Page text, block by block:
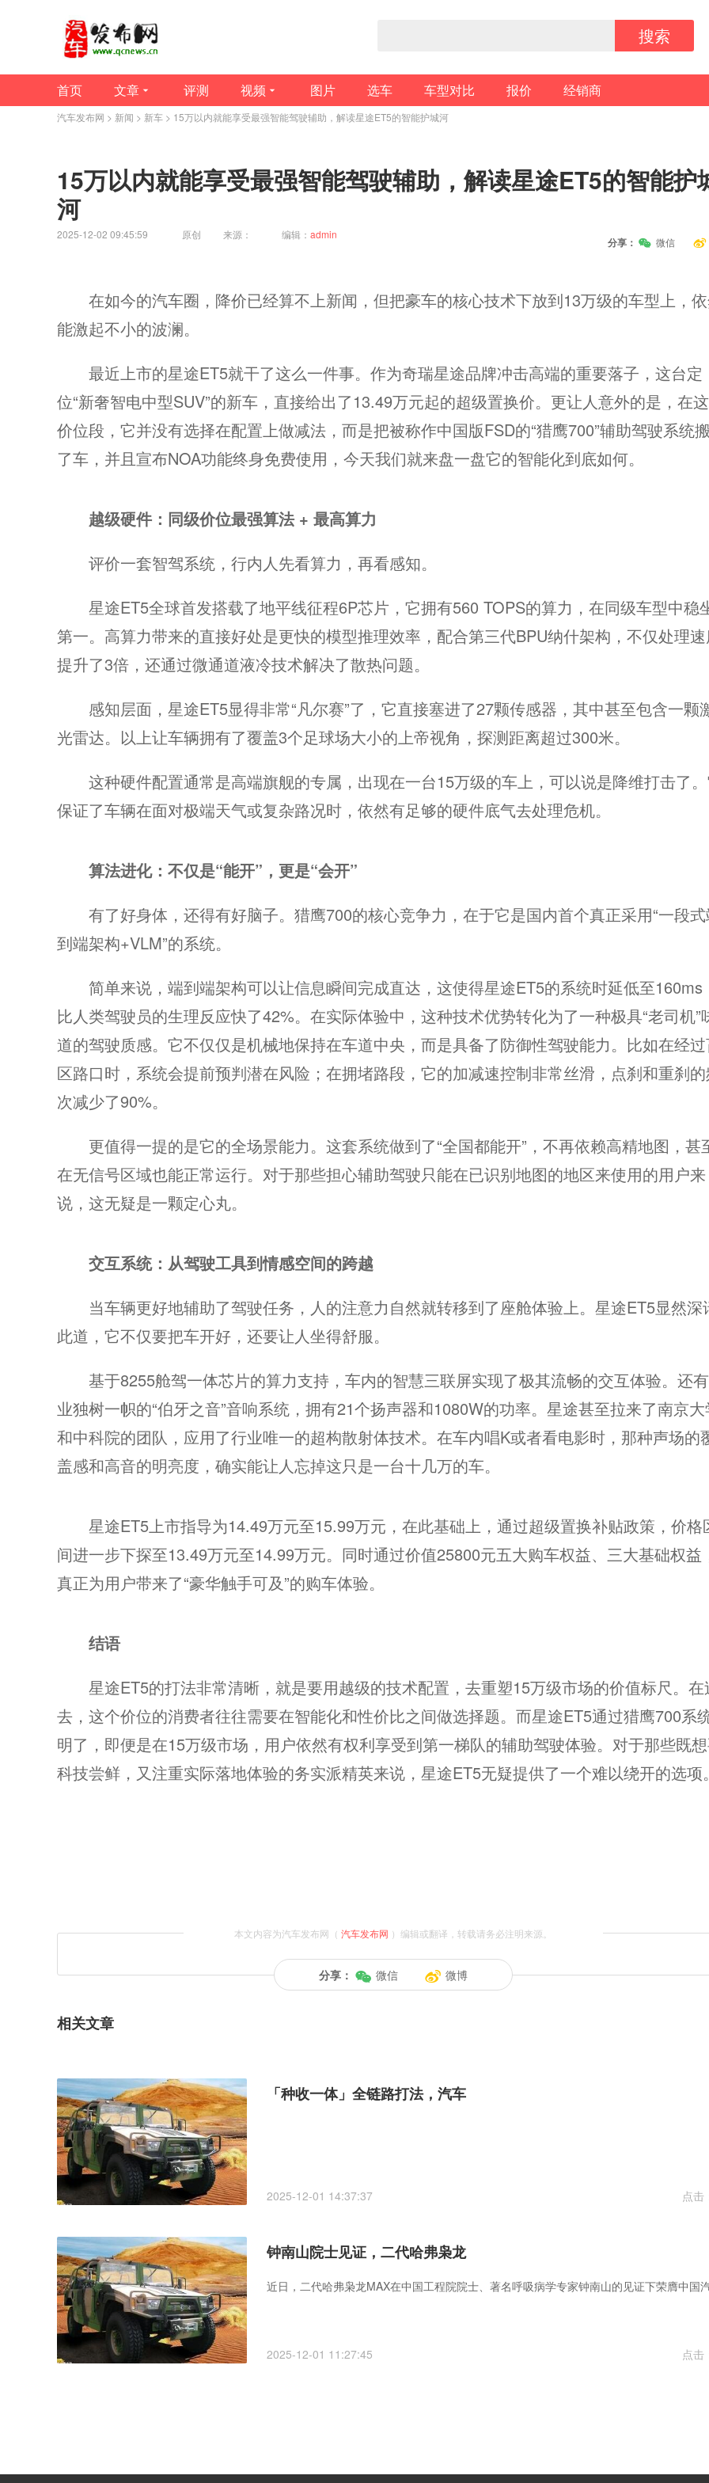
搜索
首页 文章 评测 视频 图片 选车 车型对比 报价 经销商
汽车发布网 > 新闻 > 新车 > 15万以内就能享受最强智能驾驶辅助，解读星途ET5的智能护城河
15万以内就能享受最强智能驾驶辅助，解读星途ET5的智能护
河
2025-12-02 09:45:59 原创 来源： 编辑： admin
分享： 微信
在如今的汽车圈，降价已经算不上新闻，但把豪车的核心技术下放到13万级的车型上，
能激起不小的波澜。
最近上市的星途ET5就干了这么一件事。作为奇瑞星途品牌冲击高端的重要落子，这台定
位“新奢智电中型SUV”的新车，直接给出了13.49万元起的超级置换价。更让人意外的是，在
价位段，它并没有选择在配置上做减法，而是把被称作中国版FSD的“猎鹰700”辅助驾驶系统
了车，并且宣布NOA功能终身免费使用，今天我们就来盘一盘它的智能化到底如何。
越级硬件： 同级价位最强算法 + 最高算力
评价一套智驾系统，行内人先看算力，再看感知。
星途ET5全球首发搭载了地平线征程6P芯片，它拥有560 TOPS的算力，在同级车型中稳
第一。高算力带来的直接好处是更快的模型推理效率，配合第三代BPU纳什架构，不仅处理
提升了3倍，还通过微通道液冷技术解决了散热问题。
感知层面，星途ET5显得非常“凡尔赛”了，它直接塞进了27颗传感器，其中甚至包含一颗
光雷达。以上让车辆拥有了覆盖3个足球场大小的上帝视角，探测距离超过300米。
这种硬件配置通常是高端旗舰的专属，出现在一台15万级的车上，可以说是降维打击了
保证了车辆在面对极端天气或复杂路况时，依然有足够的硬件底气去处理危机。
算法进化：不仅是“能开”，更是“会开”
有了好身体，还得有好脑子。猎鹰700的核心竞争力，在于它是国内首个真正采用“一段
到端架构+VLM”的系统。
简单来说，端到端架构可以让信息瞬间完成直达，这使得星途ET5的系统时延低至160ms
比人类驾驶员的生理反应快了42%。在实际体验中，这种技术优势转化为了一种极具“老司机”
道的驾驶质感。它不仅仅是机械地保持在车道中央，而是具备了防御性驾驶能力。比如在经
区路口时，系统会提前预判潜在风险；在拥堵路段，它的加减速控制非常丝滑，点刹和重刹
次减少了90%。
更值得一提的是它的全场景能力。这套系统做到了“全国都能开”，不再依赖高精地图，甚
在无信号区域也能正常运行。对于那些担心辅助驾驶只能在已识别地图的地区来使用的用户来
说，这无疑是一颗定心丸。
交互系统：从驾驶工具到情感空间的跨越
当车辆更好地辅助了驾驶任务，人的注意力自然就转移到了座舱体验上。星途ET5显然深
此道，它不仅要把车开好，还要让人坐得舒服。
基于8255舱驾一体芯片的算力支持，车内的智慧三联屏实现了极其流畅的交互体验。还
业独树一帜的“伯牙之音”音响系统，拥有21个扬声器和1080W的功率。星途甚至拉来了南京大
和中科院的团队，应用了行业唯一的超构散射体技术。在车内唱K或者看电影时，那种声场的
盖感和高音的明亮度，确实能让人忘掉这只是一台十几万的车。
星途ET5上市指导为14.49万元至15.99万元，在此基础上，通过超级置换补贴政策，价格
间进一步下探至13.49万元至14.99万元。同时通过价值25800元五大购车权益、三大基础权益
真正为用户带来了“豪华触手可及”的购车体验。
结语
星途ET5的打法非常清晰，就是要用越级的技术配置，去重塑15万级市场的价值标尺。在
去，这个价位的消费者往往需要在智能化和性价比之间做选择题。而星途ET5通过猎鹰700系
明了，即便是在15万级市场，用户依然有权利享受到第一梯队的辅助驾驶体验。对于那些既
科技尝鲜，又注重实际落地体验的务实派精英来说，星途ET5无疑提供了一个难以绕开的选项。
本文内容为汽车发布网（ 汽车发布网 ）编辑或翻译，转载请务必注明来源。
分享： 微信 微博
相关文章
「种收一体」全链路打法，汽车
2025-12-01 14:37:37 点击
钟南山院士见证，二代哈弗枭龙
近日，二代哈弗枭龙MAX在中国工程院院士、著名呼吸病学专家钟南山的见证下荣膺中国
2025-12-01 11:27:45 点击
保时捷卡宴性价比高吗？能开10年吗？车 保时捷中国官方网站 - 打破传